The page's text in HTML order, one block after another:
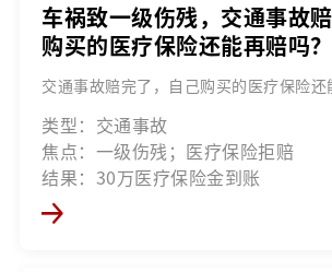
车祸致一级伤残，交通事故
购买的医疗保险还能再赔吗？
交通事故赔完了，自己购买的医疗保险还
类型：交通事故
焦点：一级伤残；医疗保险拒赔
结果：30万医疗保险金到账